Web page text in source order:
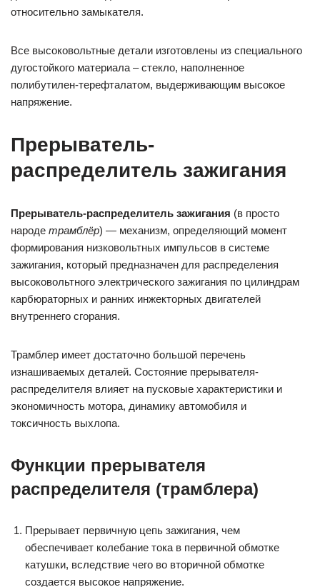
относительно замыкателя.
Все высоковольтные детали изготовлены из специального
дугостойкого материала – стекло, наполненное
полибутилен-терефталатом, выдерживающим высокое
напряжение.
Прерыватель-
распределитель зажигания
Прерыватель-распределитель зажигания (в просто
народе трамблёр) — механизм, определяющий момент
формирования низковольтных импульсов в системе
зажигания, который предназначен для распределения
высоковольтного электрического зажигания по цилиндрам
карбюраторных и ранних инжекторных двигателей
внутреннего сгорания.
Трамблер имеет достаточно большой перечень
изнашиваемых деталей. Состояние прерывателя-
распределителя влияет на пусковые характеристики и
экономичность мотора, динамику автомобиля и
токсичность выхлопа.
Функции прерывателя
распределителя (трамблера)
Прерывает первичную цепь зажигания, чем
обеспечивает колебание тока в первичной обмотке
катушки, вследствие чего во вторичной обмотке
создается высокое напряжение.